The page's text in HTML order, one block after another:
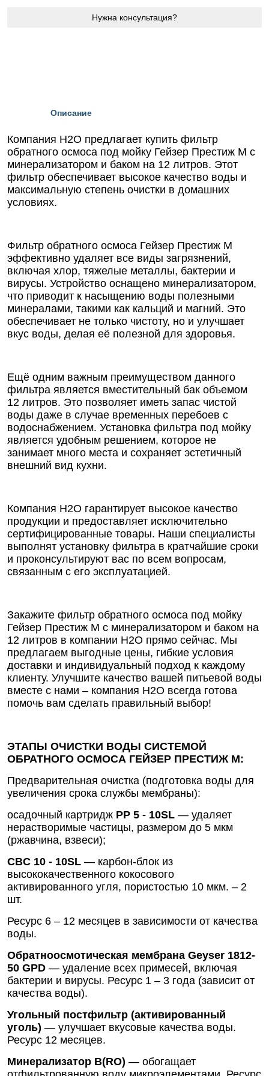
Нужна консультация?
Описание
Компания Н2О предлагает купить фильтр
обратного осмоса под мойку Гейзер Престиж М с
минерализатором и баком на 12 литров. Этот
фильтр обеспечивает высокое качество воды и
максимальную степень очистки в домашних
условиях.
Фильтр обратного осмоса Гейзер Престиж М
эффективно удаляет все виды загрязнений,
включая хлор, тяжелые металлы, бактерии и
вирусы. Устройство оснащено минерализатором,
что приводит к насыщению воды полезными
минералами, такими как кальций и магний. Это
обеспечивает не только чистоту, но и улучшает
вкус воды, делая её полезной для здоровья.
Ещё одним важным преимуществом данного
фильтра является вместительный бак объемом
12 литров. Это позволяет иметь запас чистой
воды даже в случае временных перебоев с
водоснабжением. Установка фильтра под мойку
является удобным решением, которое не
занимает много места и сохраняет эстетичный
внешний вид кухни.
Компания Н2О гарантирует высокое качество
продукции и предоставляет исключительно
сертифицированные товары. Наши специалисты
выполнят установку фильтра в кратчайшие сроки
и проконсультируют вас по всем вопросам,
связанным с его эксплуатацией.
Закажите фильтр обратного осмоса под мойку
Гейзер Престиж М с минерализатором и баком на
12 литров в компании Н2О прямо сейчас. Мы
предлагаем выгодные цены, гибкие условия
доставки и индивидуальный подход к каждому
клиенту. Улучшите качество вашей питьевой воды
вместе с нами – компания Н2О всегда готова
помочь вам сделать правильный выбор!
ЭТАПЫ ОЧИСТКИ ВОДЫ СИСТЕМОЙ
ОБРАТНОГО ОСМОСА ГЕЙЗЕР ПРЕСТИЖ М:
Предварительная очистка (подготовка воды для
увеличения срока службы мембраны):
осадочный картридж РР 5 - 10SL — удаляет
нерастворимые частицы, размером до 5 мкм
(ржавчина, взвеси);
CBC 10 - 10SL — карбон-блок из
высококачественного кокосового
активированного угля, пористостью 10 мкм. – 2
шт.
Ресурс 6 – 12 месяцев в зависимости от качества
воды.
Обратноосмотическая мембрана Geyser 1812-
50 GPD — удаление всех примесей, включая
бактерии и вирусы. Ресурс 1 – 3 года (зависит от
качества воды).
Угольный постфильтр (активированный
уголь) — улучшает вкусовые качества воды.
Ресурс 12 месяцев.
Минерализатор В(RO) — обогащает